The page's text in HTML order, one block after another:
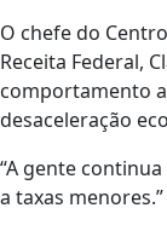
O chefe do
Receita Federal,
comportamento
desaceleração
“A gente
a taxas menores.”